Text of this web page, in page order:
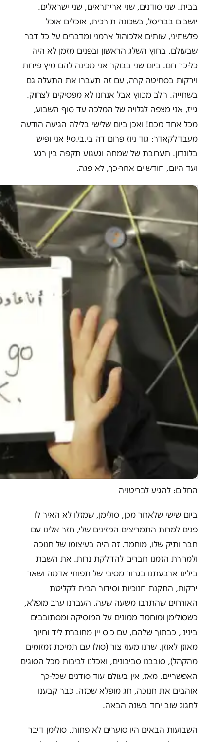
בבית. שני סודנים, שני אריתראים, שני ישראלים.
יושבים בבריסל, בשכונה תורכית, אוכלים אוכל
פלשתיני, שותים אלכוהול ארמני ומדברים על כל דבר
שבעולם. בחוץ השלג הראשון ובפנים מזמן לא היה
כל-כך חם. ביום שני בבוקר אני מכינה להם מיץ פירות
וירקות בסחיטה קרה, עם זה תעברו את התעלה גם
בשחייה. הלב מכווץ אבל אנחנו לא מפסיקים לצחוק.
גייז, אני מצפה לגלויה של המלכה עד סוף השבוע,
מכל אחד מכם! ואכן ביום שלישי בלילה הגיעה הודעה
מעבדלקאדר: גוד ניוז פרום דה בי.בי.סי! אני ופיש
בלונדון. תערובת של שמחה וגעגוע תקפה בין רגע
ועד היום, חודשיים אחר-כך, לא פגה.
החלום: להגיע לבריטניה
ביום שישי שלאחר מכן, סולימן, שמזלו לא האיר לו
פנים למרות התמריצים המזינים שלי, חזר אלינו עם
חבר ותיק שלו, מוחמד. זה היה בעיצומו של חנוכה
ולמחרת הזמנו חברים להדלקת נרות. את השבת
בילינו ארבעתנו בגרור מסיבי של תפוחי אדמה ושאר
ירקות, התקנת חנוכיות וסידור הבית לקליטת
האורחים שהתרבו משעה שעה. העברנו ערב מופלא,
כשסולימן ומוחמד ממונים על המוסיקה ומסתובבים
בינינו, כבתוך שלהם, עם כוס יין מחוברת ליד וחיוך
מאוזן לאוזן. שרנו מעוז צור (סולו עם תמיכת זמזומים
מהקהל), סובבנו סביבונים, ואכלנו לביבות מכל הסוגים
האפשריים. מאז, אין בעולם עוד סודנים שכל-כך
אוהבים את חנוכה, חג מופלא שכזה. כבר קבענו
לחגוג שוב יחד בשנה הבאה.
השבועות הבאים היו סוערים לא פחות. סולימן דיבר